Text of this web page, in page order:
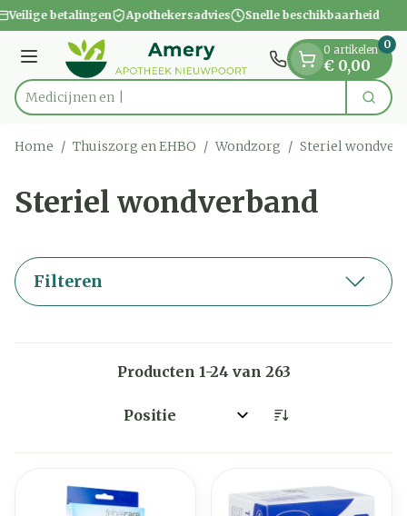
Ga naar de inhoud
1 van 1
Veilige betalingen Apothekersadvies Snelle beschikbaarheid
Menu
Product, merk, categorie... Zoek
0 artikelen
€ 0,00
0
Home / Thuiszorg en EHBO / Wondzorg / Steriel
Steriel wondverband
Filteren
Producten 1-24 van 263
Sorteer op: